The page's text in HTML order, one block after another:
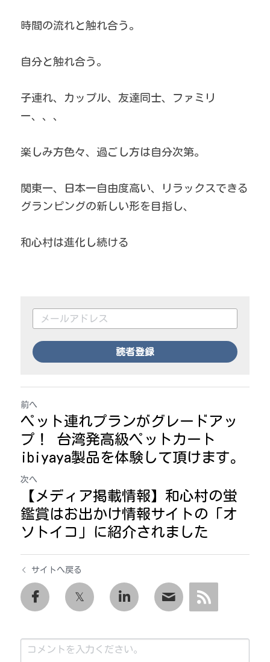
時間の流れと触れ合う。
自分と触れ合う。
子連れ、カップル、友達同士、ファミリ
ー、、、
楽しみ方色々、過ごし方は自分次第。
関東一、日本一自由度高い、リラックスできる
グランピングの新しい形を目指し、
和心村は進化し続ける
読者登録
前へ
ペット連れプランがグレードアッ
プ！ 台湾発高級ペットカート
ibiyaya製品を体験して頂けます。
次へ
【メディア掲載情報】和心村の蛍
鑑賞はお出かけ情報サイトの「オ
ソトイコ」に紹介されました
サイトへ戻る